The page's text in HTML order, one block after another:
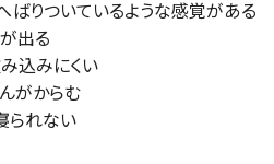
ばりついているような感覚がある
出る
込みにくい
がからむ
られない